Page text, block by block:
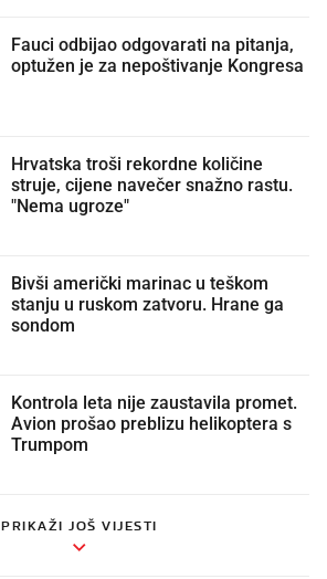
Fauci odbijao odgovarati na pitanja,
optužen je za nepoštivanje Kongresa
Hrvatska troši rekordne količine
struje, cijene navečer snažno rastu.
"Nema ugroze"
Bivši američki marinac u teškom
stanju u ruskom zatvoru. Hrane ga
sondom
Kontrola leta nije zaustavila promet.
Avion prošao preblizu helikoptera s
Trumpom
PRIKAŽI JOŠ VIJESTI